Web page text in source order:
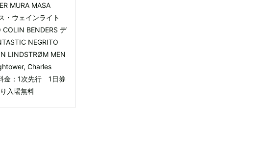
MURA MASA
・ウェインライト
COLIN BENDERS デ
NEGRITO
LINDSTRØM MEN
Charles
金：1次先行 1日券
入場無料